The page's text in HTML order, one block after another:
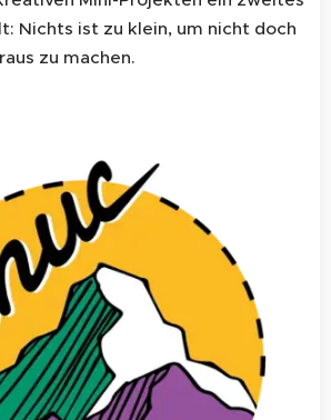
Nichts ist zu klein, um nicht doch
zu machen.